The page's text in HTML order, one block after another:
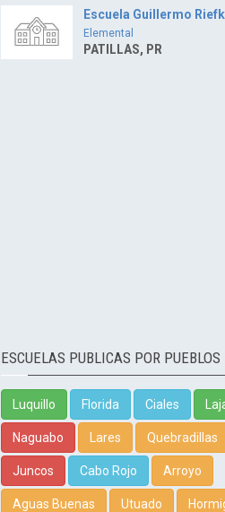
Escuela Guillermo
Elemental
PATILLAS, PR
ESCUELAS PUBLICAS POR PUEBLOS
Luquillo Florida Ciales
Naguabo Lares Quebradillas
Juncos Cabo Rojo Arroyo
Aguas Buenas Utuado